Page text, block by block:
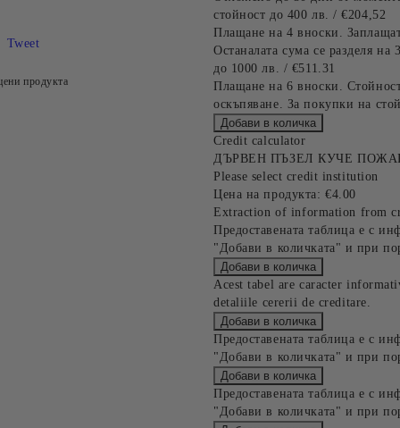
стойност до 400 лв. / €204,52
Плащане на 4 вноски.
Останалата сума се разделя
до 1000 лв. / €511.31
Плащане на 6 вноски.
оскъпяване. За покупки на
Credit calculator
ДЪРВЕН ПЪЗЕЛ КУЧЕ
Please select credit institution
Цена на продукта: €4.00
Extraction of information from
Предоставената таблица е с
"Добави в количката" и при
Acest tabel are caracter
detaliile cererii de creditare.
Предоставената таблица е с
"Добави в количката" и при
Предоставената таблица е с
"Добави в количката" и при
Tweet
продукта